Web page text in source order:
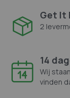
Get It
2
14
Wij
vinden